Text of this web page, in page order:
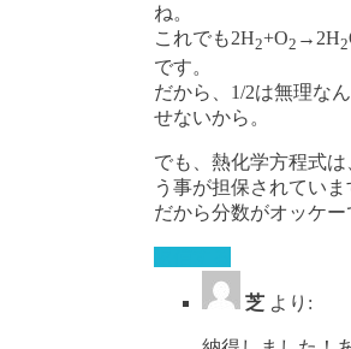
ね。
これでも2H2+O2 →2H2
です。
だから、1/2は無理な
せないから。
でも、熱化学方程式
う事が担保されていま
だから分数がオッケー
芝 より: